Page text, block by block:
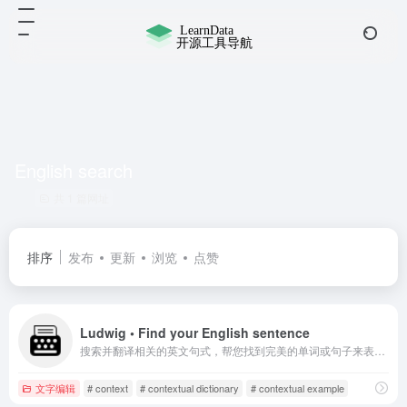
排序 发布 更新 浏览 点赞
Ludwig • Find your English sentence
文字编辑 # context # contextual dictionary # contextual example